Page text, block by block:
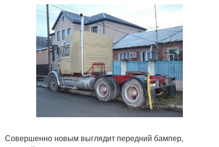
Совершенно новым выглядит передний бампер,